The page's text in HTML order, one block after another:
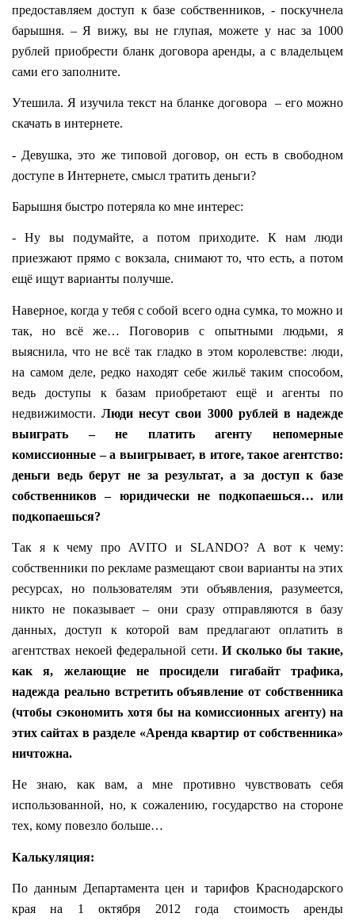
предоставляем доступ к базе собственников, - поскучнела
барышня. – Я вижу, вы не глупая, можете у нас за 1000
рублей приобрести бланк договора аренды, а с владельцем
сами его заполните.
Утешила. Я изучила текст на бланке договора
– его можно
скачать в интернете.
- Девушка, это же типовой договор, он есть в свободном
доступе в Интернете, смысл тратить деньги?
Барышня быстро потеряла ко мне интерес:
- Ну вы подумайте, а потом приходите. К нам люди
приезжают прямо с вокзала, снимают то, что есть, а потом
ещё ищут варианты получше.
Наверное, когда у тебя с собой всего одна сумка, то можно и
так, но всё же… Поговорив с опытными людьми, я
выяснила, что не всё так гладко в этом королевстве: люди,
на самом деле, редко находят себе жильё таким способом,
ведь доступы к базам приобретают ещё и агенты по
недвижимости.Люди несут свои 3000 рублей в надежде
выиграть – не платить агенту непомерные
комиссионные – а выигрывает, в итоге, такое агентство:
деньги ведь берут не за результат, а за доступ к базе
собственников – юридически не подкопаешься… или
подкопаешься?
Так я к чему про AVITO и SLANDO? А вот к чему:
собственники по рекламе размещают свои варианты на этих
ресурсах, но пользователям эти объявления, разумеется,
никто не показывает – они сразу отправляются в базу
данных, доступ к которой вам предлагают оплатить в
агентствах некоей федеральной сети.И сколько бы такие,
как я, желающие не просидели гигабайт трафика,
надежда реально встретить объявление от собственника
(чтобы сэкономить хотя бы на комиссионных агенту) на
этих сайтах в разделе «Аренда квартир от собственника»
ничтожна.
Не знаю, как вам, а мне противно чувствовать себя
использованной, но, к сожалению, государство на стороне
тех, кому повезло больше…
Калькуляция:
По данным Департамента цен и тарифов Краснодарского
края на 1 октября 2012 года стоимость аренды